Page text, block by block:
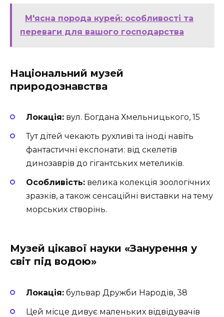
М'ясна порода курей: особливості та
переваги для вашого господарства
Національний музей
природознавства
Локація: вул. Богдана Хмельницького, 15
Тут дітей чекають рухливі та іноді навіть
фантастичні експонати: від скелетів
динозаврів до гігантських метеликів.
Особливість: велика колекція зоологічних
зразків, а також сенсаційні виставки на тему
морських створінь.
Музей цікавої науки «Занурення у
світ під водою»
Локація: бульвар Дружби Народів, 38
Цей місце дивує маленьких відвідувачів